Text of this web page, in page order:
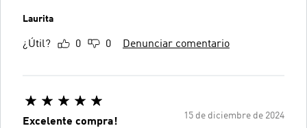
Laurita
¿Útil? 0 0 Denunciar comentario
15 de diciembre de 2024
Excelente compra!